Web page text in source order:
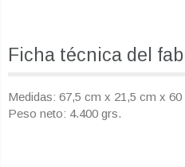
Ficha técnica del
Medidas: 67,5 cm x 21,5 cm x
Peso neto: 4.400 grs.